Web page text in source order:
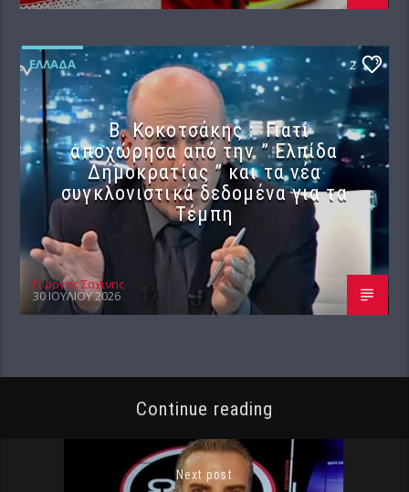
ΕΛΛΆΔΑ 2
Β. Κοκοτσάκης : Γιατί
αποχώρησα από την ” Ελπίδα
Δημοκρατίας ” και τα νέα
συγκλονιστικά δεδομένα για τα
Τέμπη
Γιώργος Σαχίνης
30 ΙΟΥΛΊΟΥ 2026
Continue reading
Next post